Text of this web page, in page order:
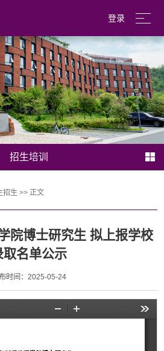
登录
English
招生培训
招生 >> 正文
院博士研究生 拟上报学校
取名单公示
时间：2025-05-24